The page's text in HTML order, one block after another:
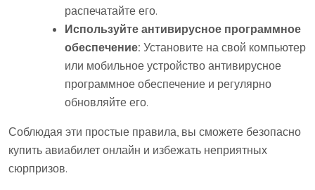
распечатайте его.
Используйте антивирусное программное
обеспечение: Установите на свой компьютер
или мобильное устройство антивирусное
программное обеспечение и регулярно
обновляйте его.
Соблюдая эти простые правила, вы сможете безопасно
купить авиабилет онлайн и избежать неприятных
сюрпризов.